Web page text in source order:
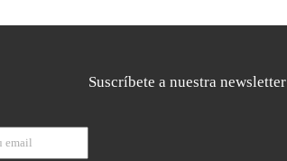
Suscríbete a nuestra newsletter